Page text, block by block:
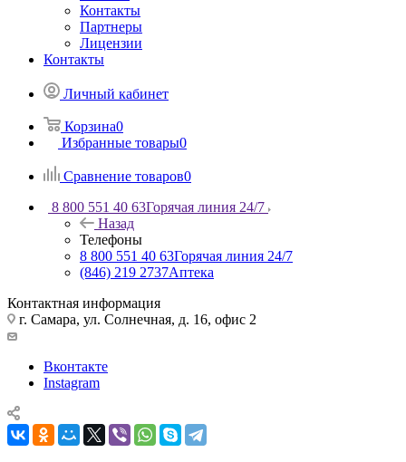
Контакты
Партнеры
Лицензии
Контакты
Личный кабинет
Корзина0
Избранные товары0
Сравнение товаров0
8 800 551 40 63Горячая линия 24/7
Назад
Телефоны
8 800 551 40 63Горячая линия 24/7
(846) 219 2737Аптека
Контактная информация
г. Самара, ул. Солнечная, д. 16, офис 2
Вконтакте
Instagram